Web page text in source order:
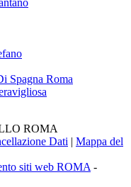
Spagna Roma
ROMA
Dati | Mappa del
siti web ROMA -